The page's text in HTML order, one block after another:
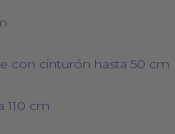
con cinturón hasta 50 cm
110 cm